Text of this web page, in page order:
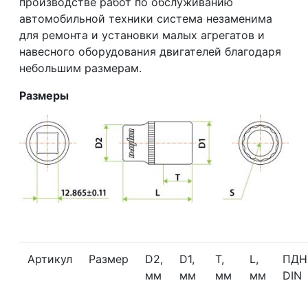
автомобильной техники система незаменима
для ремонта и установки малых агрегатов и
навесного оборудования двигателей благодаря
небольшим размерам.
Размеры
Артикул Размер
D2,
мм
D1,
мм
T,
мм
L,
мм
ПДН
DIN